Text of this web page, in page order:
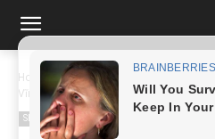
Home Showbiz
Cơ quan chức năng
Vĩnh...
Showbiz